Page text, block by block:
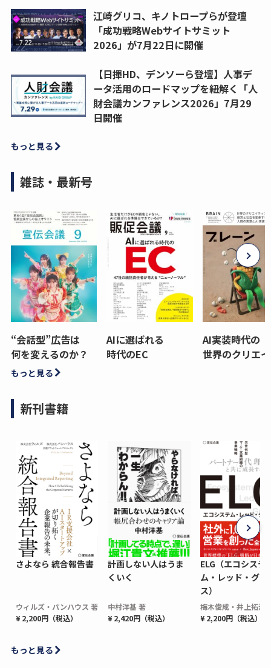
江崎グリコ、キノトロープらが登壇
「成功戦略Webサイトサミット
2026」が7月22日に開催
【日揮HD、デンソーら登壇】人事デ
ータ活用のロードマップを紐解く「人
財会議カンファレンス2026」7月29
日開催
もっと見る
雑誌・最新号
“会話型”広告は
何を変えるのか？
AIに選ばれる
時代のEC
AI実装時代の
世界のクリエ
もっと見る
新刊書籍
さよなら 統合報告書
ウィルズ・パンハウス 著
¥ 2,200円（税込）
計画しない人はうま
くいく
中村洋基 著
¥ 2,420円（税込）
ELG（エコシステ
ム・レッド・グロ
ス）
梅木俊成・井上拓海
¥ 2,200円（税込）
もっと見る